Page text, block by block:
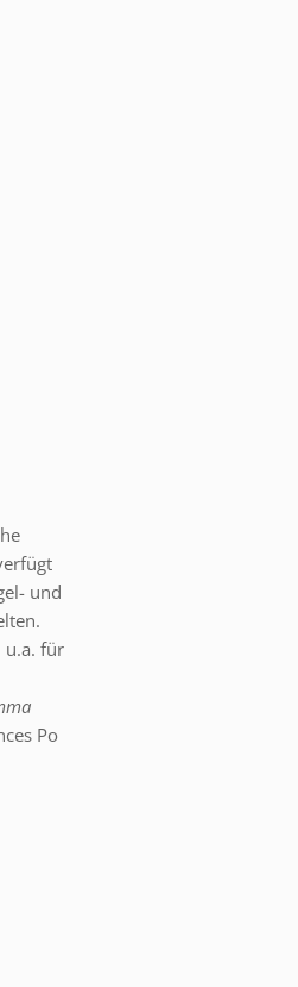
und
u.a. für
Po